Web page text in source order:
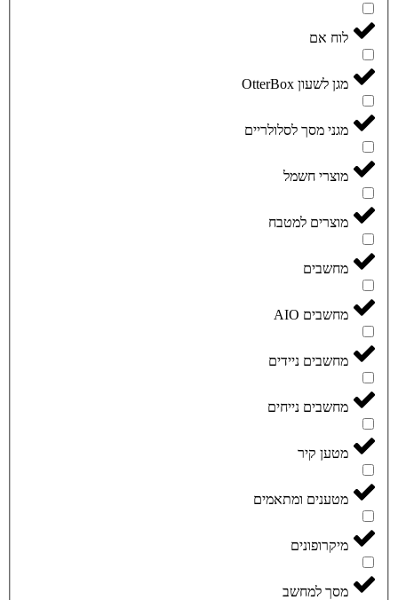
לוח אם
מגן לשעון OtterBox
מגני מסך לסלולריים
מוצרי חשמל
מוצרים למטבח
מחשבים
מחשבים AIO
מחשבים ניידים
מחשבים נייחים
מטען קיר
מטענים ומתאמים
מיקרופונים
מסך למחשב